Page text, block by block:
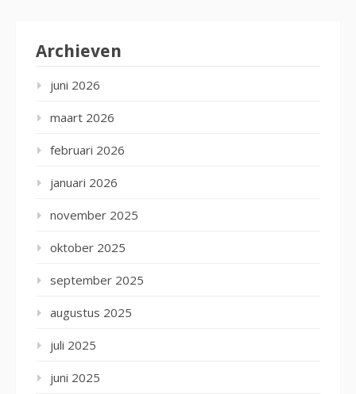
Archieven
juni 2026
maart 2026
februari 2026
januari 2026
november 2025
oktober 2025
september 2025
augustus 2025
juli 2025
juni 2025